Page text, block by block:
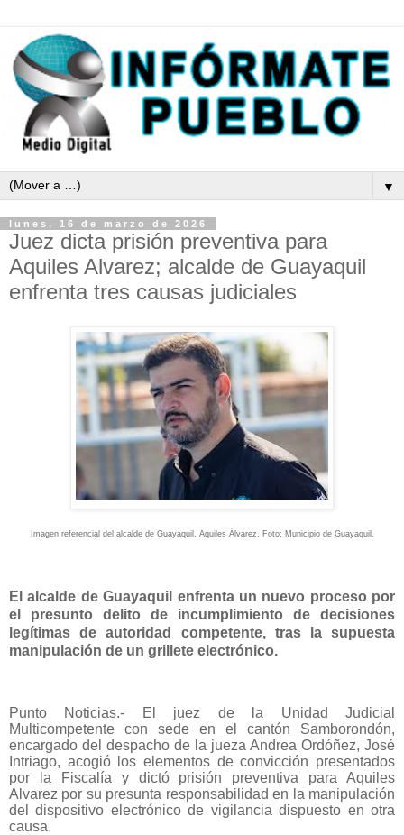
▼
lunes, 16 de marzo de 2026
Juez dicta prisión preventiva para
Aquiles Alvarez; alcalde de Guayaquil
enfrenta tres causas judiciales
Imagen referencial del alcalde de Guayaquil, Aquiles Álvarez. Foto: Municipio de Guayaquil.
El alcalde de Guayaquil enfrenta un nuevo proceso por
el presunto delito de incumplimiento de decisiones
legítimas de autoridad competente, tras la supuesta
manipulación de un grillete electrónico.
Punto Noticias.- El juez de la Unidad Judicial
Multicompetente con sede en el cantón Samborondón,
encargado del despacho de la jueza Andrea Ordóñez, José
Intriago, acogió los elementos de convicción presentados
por la Fiscalía y dictó prisión preventiva para Aquiles
Alvarez por su presunta responsabilidad en la manipulación
del dispositivo electrónico de vigilancia dispuesto en otra
causa.